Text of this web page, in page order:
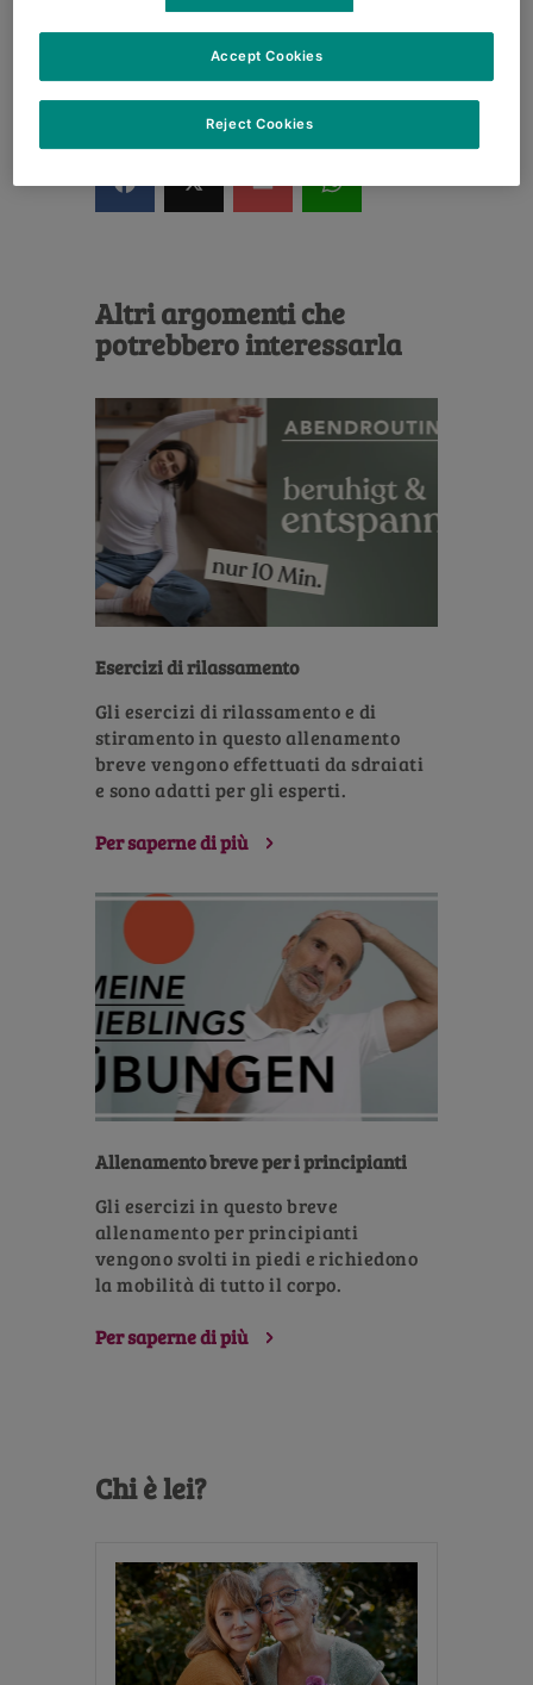
Le è piaciuto l'articolo? Qui può
collegarlo o condividerlo.
2594
Altri argomenti che
potrebbero interessarla
Esercizi di rilassamento
Gli esercizi di rilassamento e di
stiramento in questo allenamento
breve vengono effettuati da sdraiati
e sono adatti per gli esperti.
Per saperne di più
Allenamento breve per i principianti
Gli esercizi in questo breve
allenamento per principianti
vengono svolti in piedi e richiedono
la mobilità di tutto il corpo.
Per saperne di più
Chi è lei?
Reject Cookies
Accept Cookies